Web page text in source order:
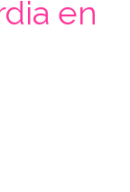
en